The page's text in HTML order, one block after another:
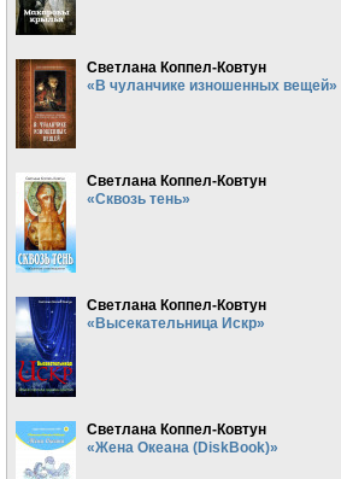
Светлана Коппел-Ковтун
«В чуланчике изношенных вещей»
Светлана Коппел-Ковтун
«Сквозь тень»
Светлана Коппел-Ковтун
«Высекательница Искр»
Светлана Коппел-Ковтун
«Жена Океана (DiskBook)»